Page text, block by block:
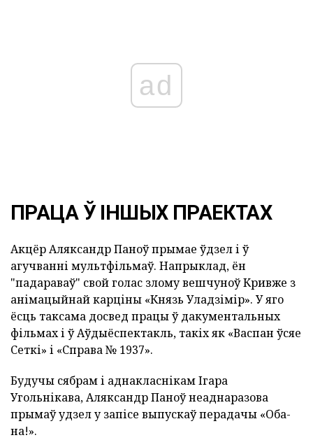
ad
ПРАЦА Ў ІНШЫХ ПРАЕКТАХ
Акцёр Аляксандр Паноў прымае ўдзел і ў
агучванні мультфільмаў. Напрыклад, ён
"падараваў" свой голас злому вешчуноў Кривже з
анімацыйнай карціны «Князь Уладзімір». У яго
ёсць таксама досвед працы ў дакументальных
фільмах і ў Аўдыёспектакль, такіх як «Васпан ўсяе
Сеткі» і «Справа № 1937».
Будучы сябрам і аднакласнікам Ігара
Угольнікава, Аляксандр Паноў неаднаразова
прымаў удзел у запісе выпускаў перадачы «Оба-
на!».